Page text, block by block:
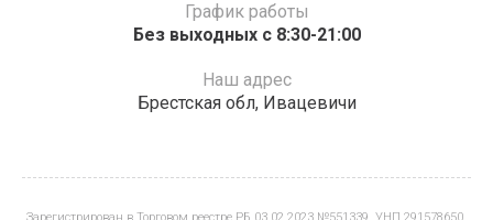
График работы
Без выходных с 8:30-21:00
Наш адрес
Брестская обл, Ивацевичи